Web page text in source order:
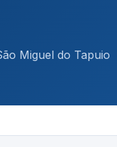
Miguel do Tapuio